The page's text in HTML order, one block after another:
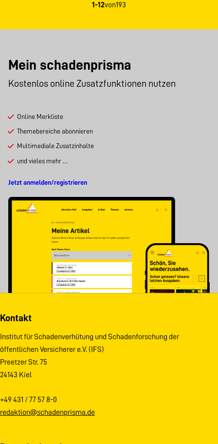
1-12von193
Mein schadenprisma
Kostenlos online Zusatzfunktionen nutzen
Online Merkliste
Themebereiche abonnieren
Multimediale Zusatzinhalte
und vieles mehr …
Jetzt anmelden/registrieren
Kontakt
Institut für Schadenverhütung und Schadenforschung der
öffentlichen Versicherer e.V. (IFS)
Preetzer Str. 75
24143 Kiel
+49 431 / 77 57 8-0
redaktion@schadenprisma.de